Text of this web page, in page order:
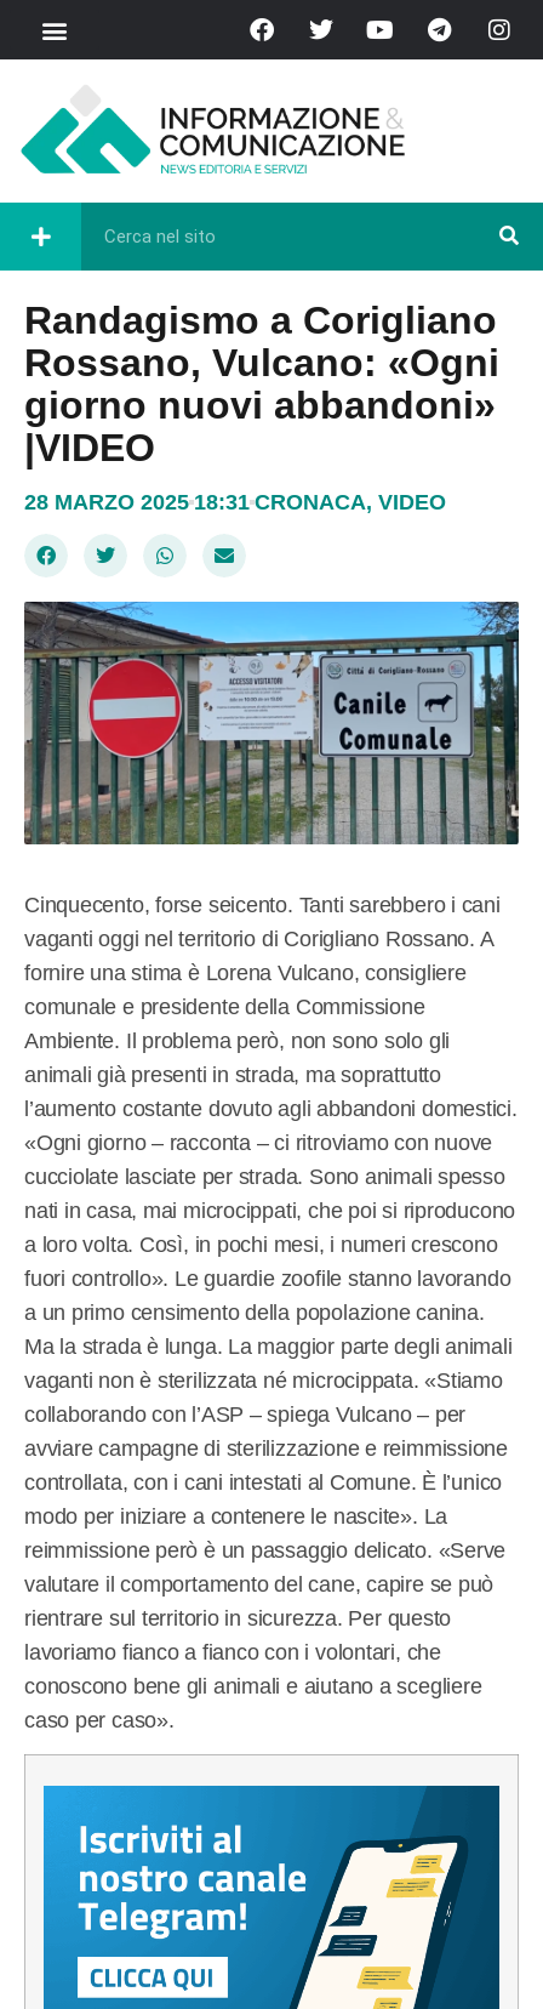
Randagismo a Corigliano
Rossano, Vulcano: «Ogni
giorno nuovi abbandoni»
|VIDEO
28 MARZO 2025 18:31 CRONACA, VIDEO
Cinquecento, forse seicento. Tanti sarebbero i cani
vaganti oggi nel territorio di Corigliano Rossano. A
fornire una stima è Lorena Vulcano, consigliere
comunale e presidente della Commissione
Ambiente. Il problema però, non sono solo gli
animali già presenti in strada, ma soprattutto
l’aumento costante dovuto agli abbandoni domestici.
«Ogni giorno – racconta – ci ritroviamo con nuove
cucciolate lasciate per strada. Sono animali spesso
nati in casa, mai microcippati, che poi si riproducono
a loro volta. Così, in pochi mesi, i numeri crescono
fuori controllo». Le guardie zoofile stanno lavorando
a un primo censimento della popolazione canina.
Ma la strada è lunga. La maggior parte degli animali
vaganti non è sterilizzata né microcippata. «Stiamo
collaborando con l’ASP – spiega Vulcano – per
avviare campagne di sterilizzazione e reimmissione
controllata, con i cani intestati al Comune. È l’unico
modo per iniziare a contenere le nascite». La
reimmissione però è un passaggio delicato. «Serve
valutare il comportamento del cane, capire se può
rientrare sul territorio in sicurezza. Per questo
lavoriamo fianco a fianco con i volontari, che
conoscono bene gli animali e aiutano a scegliere
caso per caso».